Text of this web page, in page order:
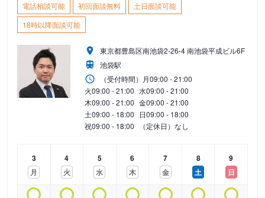
電話相談可能 初回面談無料
土日面談可能
18時以降面談可能
東京都豊島区南池袋2-26-4 南池袋平成ビル6F
池袋駅
（受付時間） 月09:00 - 21:00
火09:00 - 21:00 水09:00 - 21:00
木09:00 - 21:00 金09:00 - 21:00
土09:00 - 18:00 日09:00 - 18:00
祝09:00 - 18:00 （定休日）なし
3
月
4
火
5
水
6
木
7
金
8
土
9
日